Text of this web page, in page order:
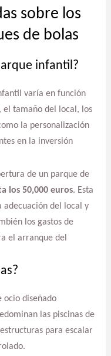
sobre los
de bolas
infantil?
varía en función
el tamaño del local, los
la personalización
en la inversión
de un parque de
los 50,000 euros. Esta
adecuación del local y
los gastos de
el arranque del
ocio diseñado
las piscinas de
para escalar